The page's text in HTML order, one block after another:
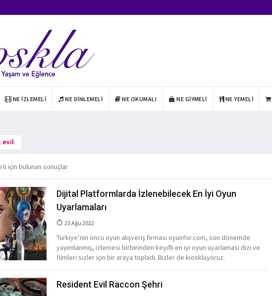
NE İZLEMELI NE DINLEMELI NE OKUMALI NE GIYMELI NE YEMELI
evil
için bulunan sonuçlar
Dijital Platformlarda İzlenebilecek En İyi Oyun
Uyarlamaları
23 Ağu 2022
Türkiye’nin öncü oyun alışveriş firması oyunfor.com, son dönemde
yayımlanmış, izlemesi birbirinden keyifli en iyi oyun uyarlaması dizi ve
filmleri sizler için bir araya topladı. Bizler de kioskluyoruz.
Resident Evil Raccon Şehri